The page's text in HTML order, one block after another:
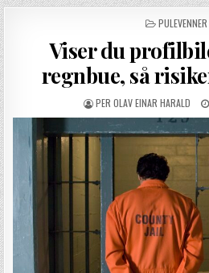
POSTED IN
PULEVENNER
Viser du
regnbue, så
AUTHOR:
PER OLAV EINAR HARALD